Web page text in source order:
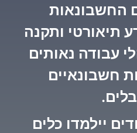
החשבונאות
תיאורטי ותקנה
עבודה נאותים
חשבונאיים
יילמדו כלים